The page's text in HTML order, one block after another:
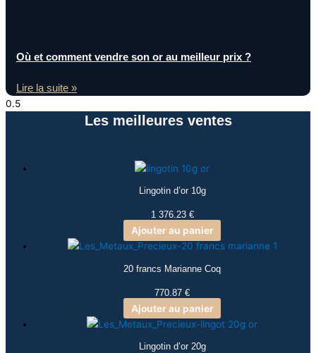
Où et comment vendre son or au meilleur prix ?
Lire la suite »
Les meilleures ventes
Lingotin d’or 10g
1 376.23 €
Ajouter au panier
20 francs Marianne Coq
770.87 €
Ajouter au panier
Lingotin d’or 20g